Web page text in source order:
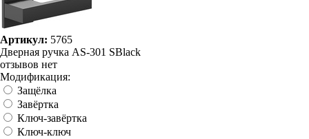
Артикул: 5765
Дверная ручка AS-301 SBlack
отзывов нет
Модификация:
Защёлка
Завёртка
Ключ-завёртка
Ключ-ключ